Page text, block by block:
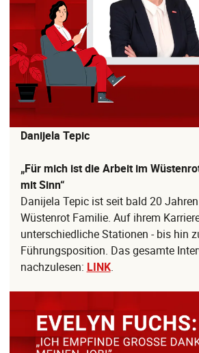
Danijela Tepic
„Für mich ist die Arbeit im
mit Sinn“
Danijela Tepic ist seit bald 20
Wüstenrot Familie. Auf ihrem
unterschiedliche Stationen - bis hin
Führungsposition. Das gesamte
nachzulesen: LINK.